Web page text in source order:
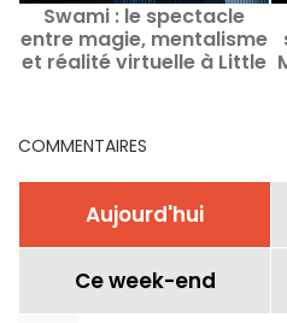
Swami : le spectacle
entre magie, mentalisme
et réalité virtuelle à Little
COMMENTAIRES
Aujourd'hui
Ce week-end